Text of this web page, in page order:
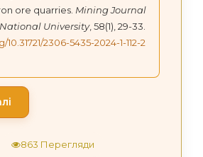
ore quarries. Mining Journal
University, 58(1), 29-33.
2306-5435-2024-1-112-2
863 Перегляди